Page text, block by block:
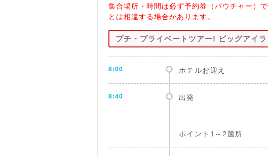
集合場所・時間は必ず予約券（バウチャー）
とは相違する場合があります。
プチ・プライベートツアー! ビッグアイ
8:00 ホテルお迎え
8:40 出発
ポイント1～2箇所